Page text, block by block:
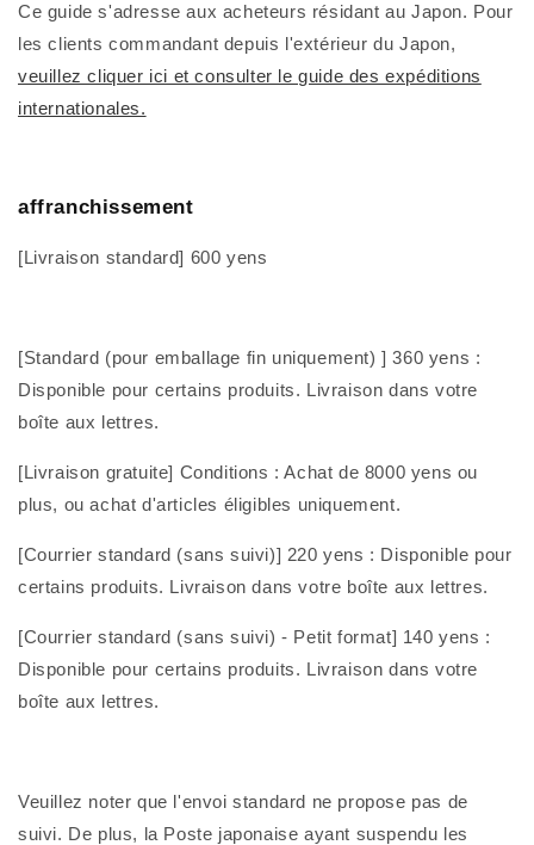
Ce guide s'adresse aux acheteurs résidant au Japon. Pour
les clients commandant depuis l'extérieur du Japon,
veuillez cliquer ici et consulter le guide des expéditions
internationales.
affranchissement
[Livraison standard] 600 yens
[Standard (pour emballage fin uniquement)] 360 yens :
Disponible pour certains produits. Livraison dans votre
boîte aux lettres.
[Livraison gratuite] Conditions : Achat de 8000 yens ou
plus, ou achat d'articles éligibles uniquement.
[Courrier standard (sans suivi)] 220 yens : Disponible pour
certains produits. Livraison dans votre boîte aux lettres.
[Courrier standard (sans suivi) - Petit format] 140 yens :
Disponible pour certains produits. Livraison dans votre
boîte aux lettres.
Veuillez noter que l'envoi standard ne propose pas de
suivi. De plus, la Poste japonaise ayant suspendu les